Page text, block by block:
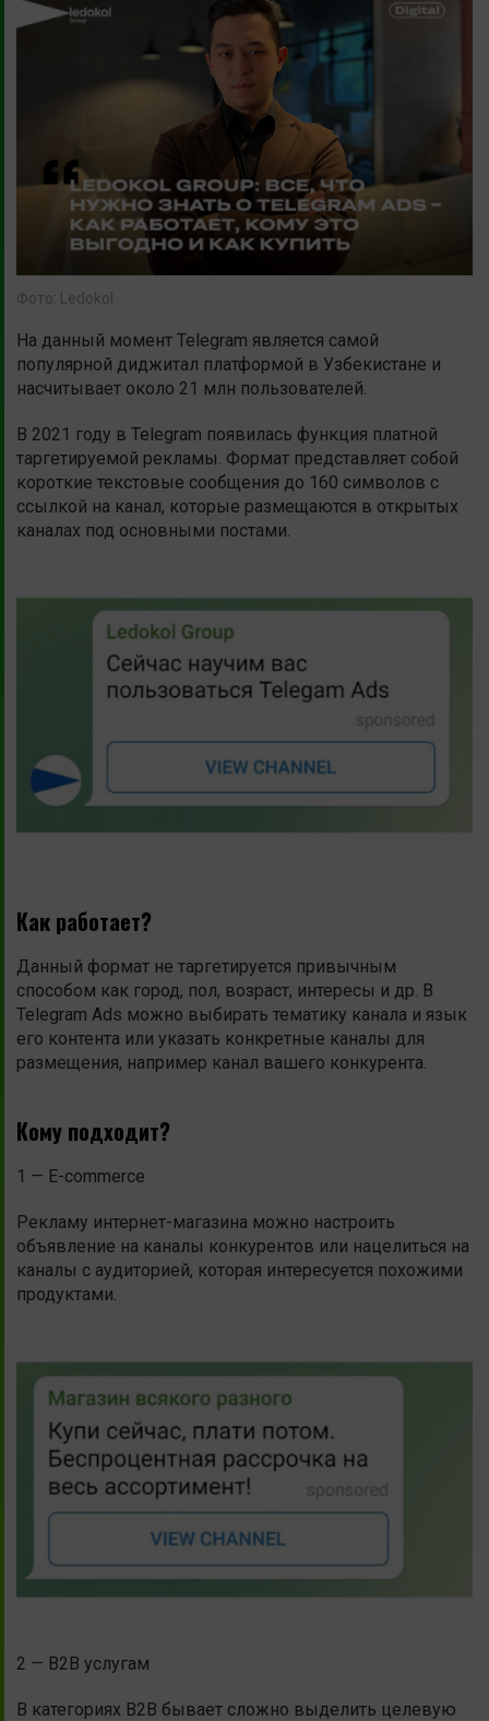
Фото: Ledokol
На данный момент Telegram является самой
популярной диджитал платформой в Узбекистане и
насчитывает около 21 млн пользователей.
В 2021 году в Telegram появилась функция платной
таргетируемой рекламы. Формат представляет собой
короткие текстовые сообщения до 160 символов с
ссылкой на канал, которые размещаются в открытых
каналах под основными постами.
Как работает?
Данный формат не таргетируется привычным
способом как город, пол, возраст, интересы и др. В
Telegram Ads можно выбирать тематику канала и язык
его контента или указать конкретные каналы для
размещения, например канал вашего конкурента.
Кому подходит?
1 — E-commerce
Рекламу интернет-магазина можно настроить
объявление на каналы конкурентов или нацелиться на
каналы с аудиторией, которая интересуется похожими
продуктами.
2 — B2B услугам
В категориях B2B бывает сложно выделить целевую